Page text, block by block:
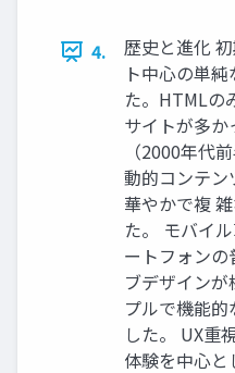
4.
歴史と進化
ト中心の単
た。HTMLの
サイトが多か
（2000年代
動的コンテン
華やかで複
た。 モバイ
ートフォン
ブデザイン
プルで機能
した。 UX重
体験を中心